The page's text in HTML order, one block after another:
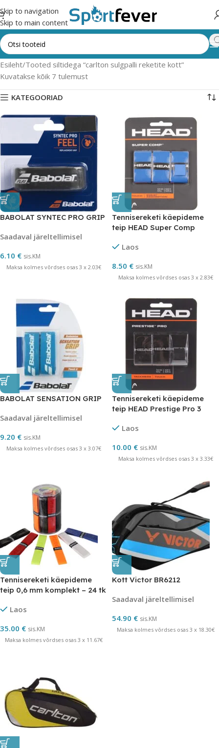
Skip to navigation
Skip to main content
Esileht Tooted siltidega “carlton sulgpalli reketite kott”
Kuvatakse kõik 7 tulemust
KATEGOORIAD
BABOLAT SYNTEC PRO GRIP
Saadaval järeltellimisel
6.10 € sis.KM
Maksa kolmes võrdses osas 3 x 2.03€
Tennisereketi käepideme
teip HEAD Super Comp
Laos
8.50 € sis.KM
Maksa kolmes võrdses osas 3 x 2.83€
BABOLAT SENSATION GRIP
Saadaval järeltellimisel
9.20 € sis.KM
Maksa kolmes võrdses osas 3 x 3.07€
Tennisereketi käepideme
teip HEAD Prestige Pro 3
Laos
10.00 € sis.KM
Maksa kolmes võrdses osas 3 x 3.33€
Tennisereketi käepideme
teip 0,6 mm komplekt – 24 tk
Laos
35.00 € sis.KM
Maksa kolmes võrdses osas 3 x 11.67€
Kott Victor BR6212
Saadaval järeltellimisel
54.90 € sis.KM
Maksa kolmes võrdses osas 3 x 18.30€